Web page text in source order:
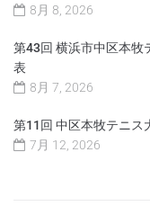
8月 8, 2026
第43回 横浜市中区本牧
表
8月 7, 2026
第11回 中区本牧テニス
7月 12, 2026